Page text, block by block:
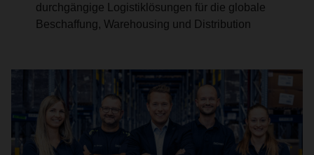
durchgängige Logistiklösungen für die globale
Beschaffung, Warehousing und Distribution